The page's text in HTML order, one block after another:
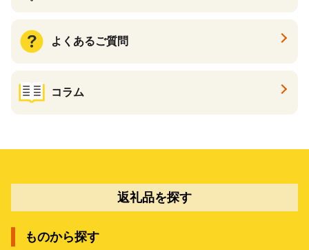
よくあるご質問
コラム
返礼品を探す
ものから探す